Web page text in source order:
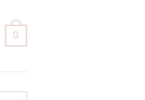
0